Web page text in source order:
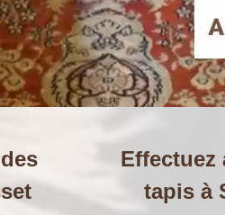
Effectuez
tapis à